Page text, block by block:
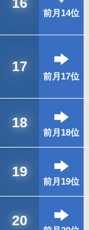
前月14位
17
前月17位
18
前月18位
19
前月19位
20